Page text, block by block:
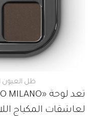
ظل العيون
لعاشقات المكياج